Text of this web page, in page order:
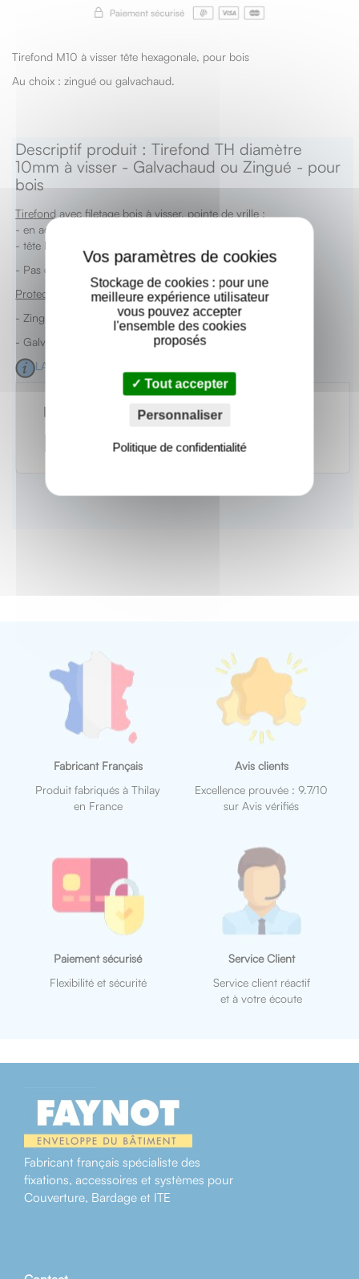
Tirefond M10 à visser tête hexagonale, pour bois
Au choix : zingué ou galvachaud.
Descriptif produit : Tirefond TH diamètre
10mm à visser - Galvachaud ou Zingué - pour
bois
Tirefond avec filetage bois à visser, pointe de vrille :
- en acier à résistance élevée de frappe à froid
- tête hexagonale de 17mm
- Pas du filetage : 4mm
Protection au choix :
- Zingué
- Galvachaud
LA GALVANISATION A CHAUD
Fabricant Français
Produit fabriqués à Thilay
en France
Avis clients
Excellence prouvée : 9.7/10
sur Avis vérifiés
Paiement sécurisé
Flexibilité et sécurité
Service Client
Service client réactif
et à votre écoute
Fabricant français spécialiste des
fixations, accessoires et systèmes pour
Couverture, Bardage et ITE
Stockage de cookies : pour une
meilleure expérience utilisateur
vous pouvez accepter
l'ensemble des cookies
proposés
Tout accepter
Personnaliser
Politique de confidentialité